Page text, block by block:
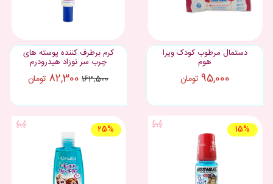
دستمال مرطوب کودک ویرا
هوم
95,000 تومان
کرم برطرف کننده پوسته های
چرب سر نوزاد هیدرودرم
163,500
82,300 تومان
15%
25%